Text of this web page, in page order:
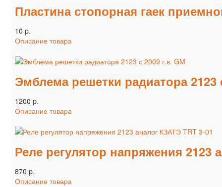
Пластина стопорная гаек
10 p.
Описание товара
Эмблема решетки радиатора 2123
1200 p.
Описание товара
Реле регулятор напряжения 2123
870 p.
Описание товара